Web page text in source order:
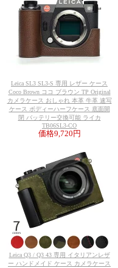
Leica SL3 SL3-S 専用 レザー ケース
Coco Brown ココ ブラウン TP Original
カメラケース おしゃれ 本革 牛革 速写
ケース ボディーハーフケース 底面開
閉 バッテリー交換可能 ライカ
TB06SL3-CO
価格9,720円
Leica Q3 / Q3 43 専用 イタリアンレザ
ー ハンドメイド ケース カメラケース